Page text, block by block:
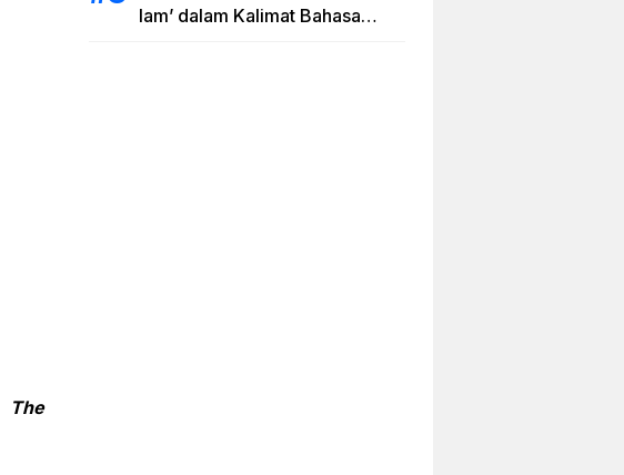
The
Iam’ dalam Kalimat Bahasa